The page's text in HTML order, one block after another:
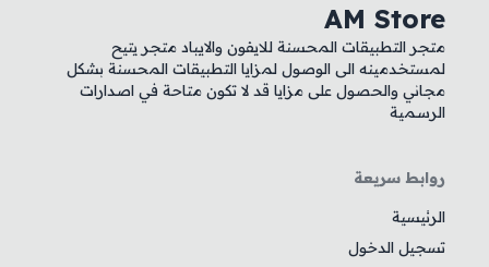
AM Store
متجر التطبيقات المحسنة للايفون والايباد متجر يتيح
لمستخدمينه الى الوصول لمزايا التطبيقات المحسنة بشكل
مجاني والحصول على مزايا قد لا تكون متاحة في اصدارات
الرسمية
روابط سريعة
الرئيسية
تسجيل الدخول